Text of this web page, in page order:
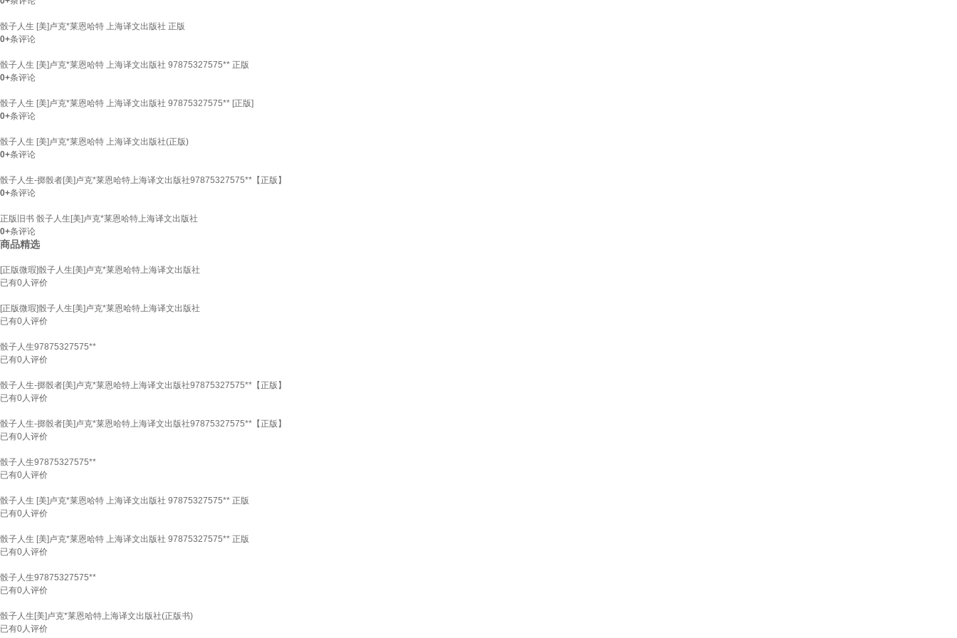
骰子人生 [美]卢克*莱恩哈特 上海译文出版社 正版
0+条评论
骰子人生 [美]卢克*莱恩哈特 上海译文出版社 97875327575** 正版
0+条评论
骰子人生 [美]卢克*莱恩哈特 上海译文出版社 97875327575** [正版]
0+条评论
骰子人生 [美]卢克*莱恩哈特 上海译文出版社(正版)
0+条评论
骰子人生-掷骰者[美]卢克*莱恩哈特上海译文出版社97875327575**【正版】
0+条评论
正版旧书 骰子人生[美]卢克*莱恩哈特上海译文出版社
0+条评论
商品精选
[正版微瑕]骰子人生[美]卢克*莱恩哈特上海译文出版社
已有0人评价
[正版微瑕]骰子人生[美]卢克*莱恩哈特上海译文出版社
已有0人评价
骰子人生97875327575**
已有0人评价
骰子人生-掷骰者[美]卢克*莱恩哈特上海译文出版社97875327575**【正版】
已有0人评价
骰子人生-掷骰者[美]卢克*莱恩哈特上海译文出版社97875327575**【正版】
已有0人评价
骰子人生97875327575**
已有0人评价
骰子人生 [美]卢克*莱恩哈特 上海译文出版社 97875327575** 正版
已有0人评价
骰子人生 [美]卢克*莱恩哈特 上海译文出版社 97875327575** 正版
已有0人评价
骰子人生97875327575**
已有0人评价
骰子人生[美]卢克*莱恩哈特上海译文出版社(正版书)
已有0人评价